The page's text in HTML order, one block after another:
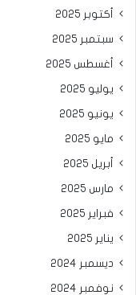
أكتوبر 2025
سبتمبر 2025
أغسطس 2025
يوليو 2025
يونيو 2025
مايو 2025
أبريل 2025
مارس 2025
فبراير 2025
يناير 2025
ديسمبر 2024
نوفمبر 2024